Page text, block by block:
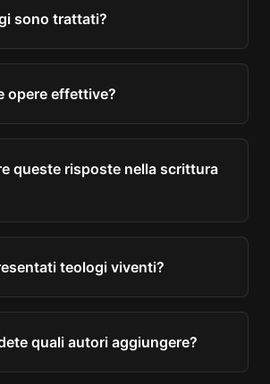
sono trattati?
opere effettive?
queste risposte nella scrittura
teologi viventi?
quali autori aggiungere?